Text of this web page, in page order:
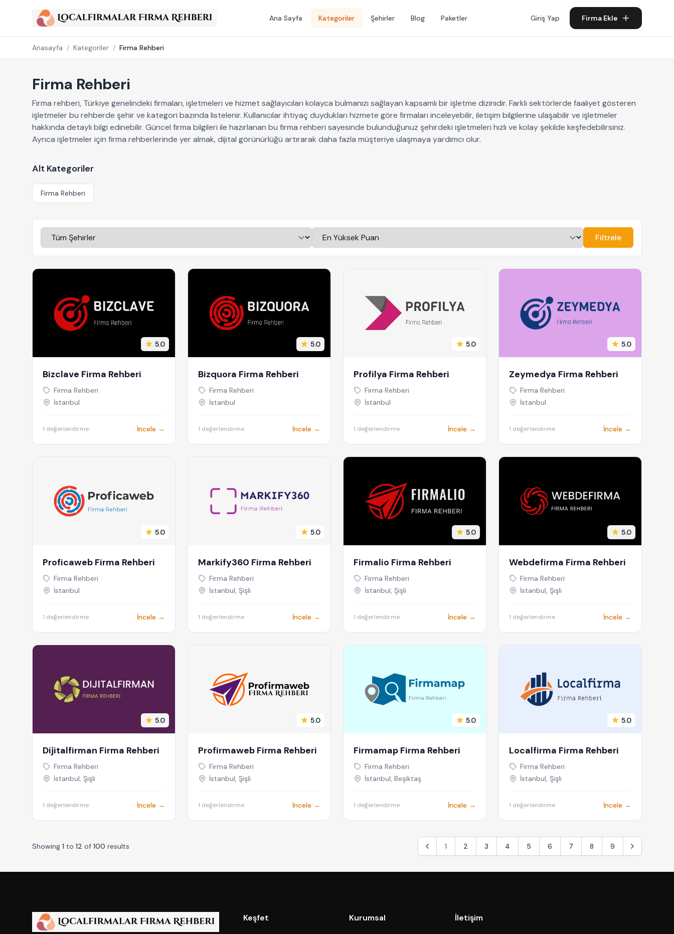
Ana Sayfa Kategoriler Şehirler Blog Paketler Giriş Yap Firma Ekle
Anasayfa / Kategoriler / Firma Rehberi
Firma Rehberi
Firma rehberi, Türkiye genelindeki firmaları, işletmeleri ve hizmet sağlayıcıları kolayca bulmanızı sağlayan kapsamlı bir işletme dizinidir. Farklı sektörlerde faaliyet gösteren
işletmeler bu rehberde şehir ve kategori bazında listelenir. Kullanıcılar ihtiyaç duydukları hizmete göre firmaları inceleyebilir, iletişim bilgilerine ulaşabilir ve işletmeler
hakkında detaylı bilgi edinebilir. Güncel firma bilgileri ile hazırlanan bu firma rehberi sayesinde bulunduğunuz şehirdeki işletmeleri hızlı ve kolay şekilde keşfedebilirsiniz.
Ayrıca işletmeler için firma rehberlerinde yer almak, dijital görünürlüğü artırarak daha fazla müşteriye ulaşmaya yardımcı olur.
Alt Kategoriler
Firma Rehberi
Filtrele
5.0
Bizclave Firma Rehberi
Firma Rehberi
İstanbul
1 değerlendirme İncele →
5.0
Bizquora Firma Rehberi
Firma Rehberi
İstanbul
1 değerlendirme İncele →
5.0
Profilya Firma Rehberi
Firma Rehberi
İstanbul
1 değerlendirme İncele →
5.0
Zeymedya Firma Rehberi
Firma Rehberi
İstanbul
1 değerlendirme İncele →
5.0
Proficaweb Firma Rehberi
Firma Rehberi
İstanbul
1 değerlendirme İncele →
5.0
Markify360 Firma Rehberi
Firma Rehberi
İstanbul, Şişli
1 değerlendirme İncele →
5.0
Firmalio Firma Rehberi
Firma Rehberi
İstanbul, Şişli
1 değerlendirme İncele →
5.0
Webdefirma Firma Rehberi
Firma Rehberi
İstanbul, Şişli
1 değerlendirme İncele →
5.0
Dijitalfirman Firma Rehberi
Firma Rehberi
İstanbul, Şişli
1 değerlendirme İncele →
5.0
Profirmaweb Firma Rehberi
Firma Rehberi
İstanbul, Şişli
1 değerlendirme İncele →
5.0
Firmamap Firma Rehberi
Firma Rehberi
İstanbul, Beşiktaş
1 değerlendirme İncele →
5.0
Localfirma Firma Rehberi
Firma Rehberi
İstanbul, Şişli
1 değerlendirme İncele →
Showing 1 to 12 of 100 results 1 2 3 4 5 6 7 8 9
Keşfet Kurumsal İletişim